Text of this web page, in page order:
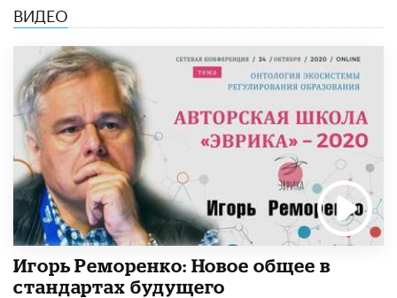
ВИДЕО
Игорь Реморенко: Новое общее в
стандартах будущего